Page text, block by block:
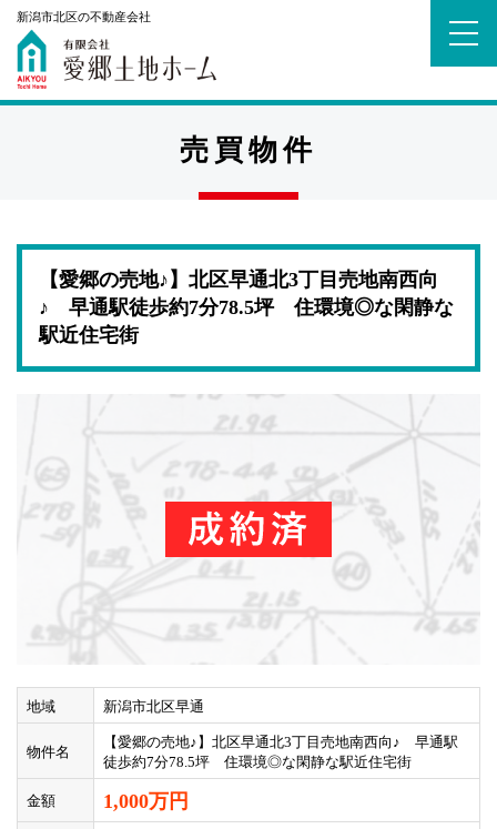
新潟市北区の不動産会社
売買物件
【愛郷の売地♪】北区早通北3丁目売地南西向
♪ 早通駅徒歩約7分78.5坪 住環境◎な閑静な
駅近住宅街
地域 新潟市北区早通
物件名
【愛郷の売地♪】北区早通北3丁目売地南西向♪ 早通駅
徒歩約7分78.5坪 住環境◎な閑静な駅近住宅街
金額 1,000万円